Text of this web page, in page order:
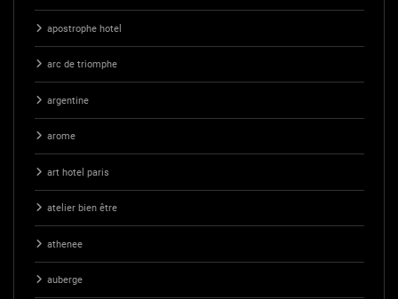
apostrophe hotel
arc de triomphe
argentine
arome
art hotel paris
atelier bien être
athenee
auberge